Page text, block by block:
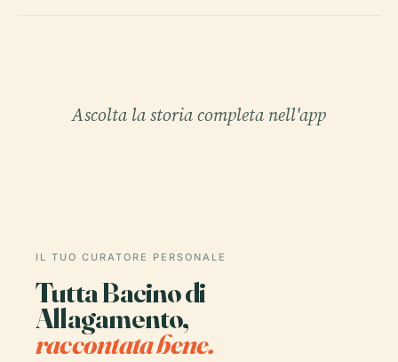
Ascolta la storia completa nell'app
IL TUO CURATORE PERSONALE
Tutta Bacino di
Allagamento,
raccontata bene.